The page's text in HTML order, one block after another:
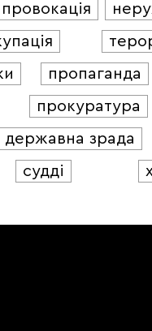
провокація
пропаганда
прокуратура
державна зрада
судді